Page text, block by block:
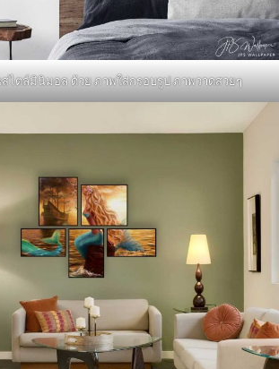
ไตล์มินิมอล ด้วย ภาพใส่กรอบรูป ภาพวาดสวยๆ